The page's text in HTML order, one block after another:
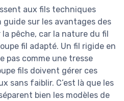
aux fils techniques
sur les avantages des
pêche, car la nature du fil
fil adapté. Un fil rigide en
pas comme une tresse
fils doivent gérer ces
sans faiblir. C’est là que les
bien les modèles de